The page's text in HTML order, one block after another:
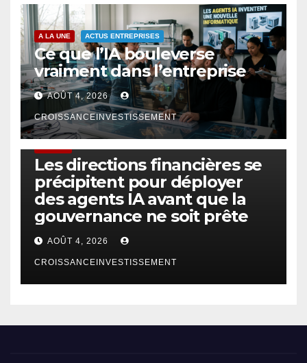
A LA UNE ACTUS ENTREPRISES
Ce que l’IA bouleverse
vraiment dans l’entreprise
AOÛT 4, 2026
CROISSANCEINVESTISSEMENT
Les directions financières se
précipitent pour déployer
des agents IA avant que la
gouvernance ne soit prête
AOÛT 4, 2026
CROISSANCEINVESTISSEMENT